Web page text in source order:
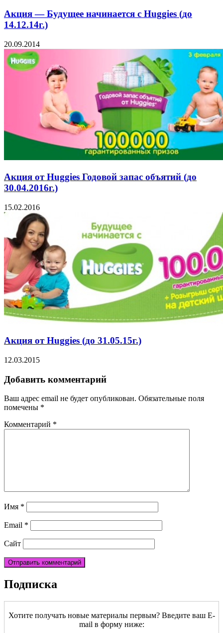
Акция — Будущее начинается с Huggies (до
14.12.14г.)
20.09.2014
Акция от Huggies Годовой запас объятий (до
30.04.2016г.)
15.02.2016
Акция от Huggies (до 31.05.15г.)
12.03.2015
Добавить комментарий
Ваш адрес email не будет опубликован. Обязательные поля
помечены *
Комментарий *
Имя *
Email *
Сайт
Подписка
Хотите получать новые материалы первым? Введите ваш E-
mail в форму ниже: